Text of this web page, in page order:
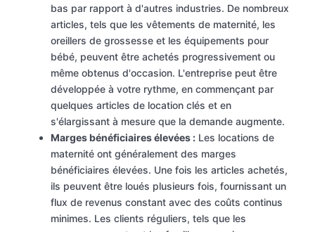
bas par rapport à d'autres industries. De nombreux
articles, tels que les vêtements de maternité, les
oreillers de grossesse et les équipements pour
bébé, peuvent être achetés progressivement ou
même obtenus d'occasion. L'entreprise peut être
développée à votre rythme, en commençant par
quelques articles de location clés et en
s'élargissant à mesure que la demande augmente.
Marges bénéficiaires élevées : Les locations de
maternité ont généralement des marges
bénéficiaires élevées. Une fois les articles achetés,
ils peuvent être loués plusieurs fois, fournissant un
flux de revenus constant avec des coûts continus
minimes. Les clients réguliers, tels que les